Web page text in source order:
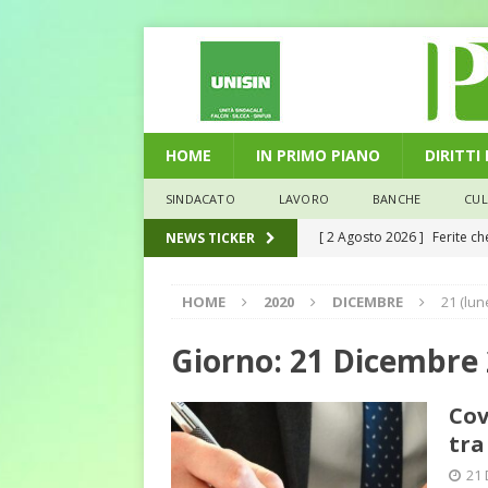
HOME IN PRIMO PIANO DIRITTI
SINDACATO LAVORO BANCHE
NEWS TICKER [ 2 Agosto 2026 ] Ferite
[ 29 Luglio 2026 ]
la media nazionale
debiti sono più leggeri
[ 26 Luglio 2026 ]
Il
HOME 2020 DICEMBRE 21
Giorno: 21 Dicembre
tra
21